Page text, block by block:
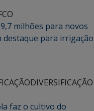
milhões para novos
destaque para irrigação
DIVERSIFICAÇÃO
faz o cultivo do